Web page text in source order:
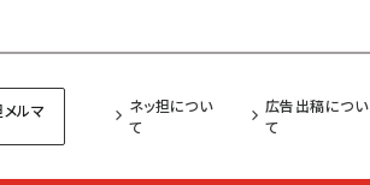
ルマ
ネッ担につい
て
広告出稿につい
て